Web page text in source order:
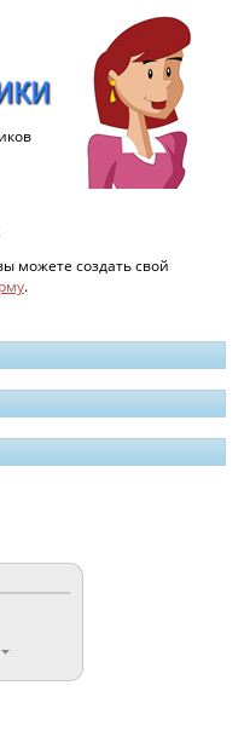
можете создать свой
.